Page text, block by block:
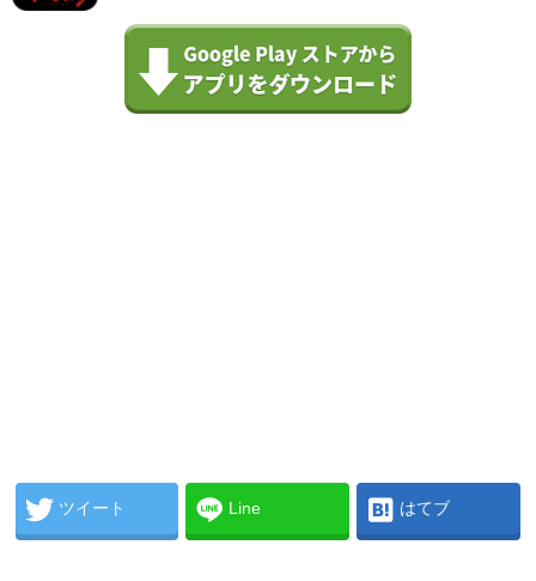
ツイート Line はてブ